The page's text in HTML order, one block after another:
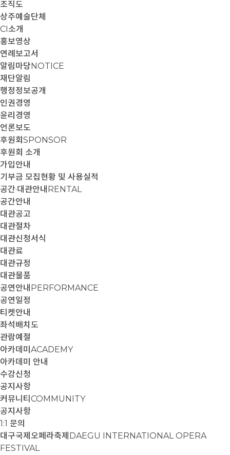
조직도
상주예술단체
CI소개
홍보영상
연례보고서
알림마당NOTICE
재단알림
행정정보공개
인권경영
윤리경영
언론보도
후원회 SPONSOR
후원회 소개
가입안내
기부금 모집현황 및 사용실적
공간·대관안내 RENTAL
공간안내
대관공고
대관절차
대관신청서식
대관료
대관규정
대관물품
공연안내 PERFORMANCE
공연일정
티켓안내
좌석배치도
관람예절
아카데미 ACADEMY
아카데미 안내
수강신청
공지사항
커뮤니티 COMMUNITY
공지사항
1:1 문의
대구국제오페라축제 DAEGU INTERNATIONAL OPERA
FESTIVAL